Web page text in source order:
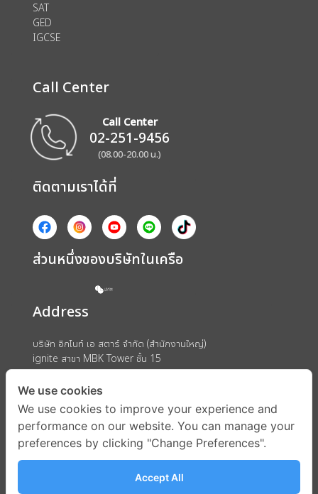
SAT
GED
IGCSE
Call Center
Call Center
02-251-9456
(08.00-20.00 น.)
ติดตามเราได้ที่
ส่วนหนึ่งของบริษัทในเครือ
Address
บริษัท อิกไนท์ เอ สตาร์ จำกัด (สำนักงานใหญ่)
ignite สาขา MBK Tower ชั้น 15
ถนนพญาไท แขวงวังใหม่ เขตปทุมวัน กรุงเทพมหานคร 10330
We use cookies
We use cookies to improve your experience and
performance on our website. You can manage your
preferences by clicking "Change Preferences".
Accept All